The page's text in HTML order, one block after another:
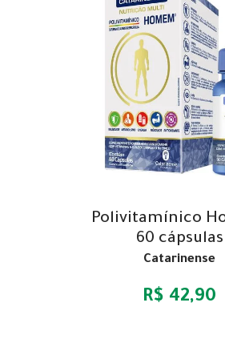
Polivitamínico
60 cápsulas
Catarinense
R$ 42,90